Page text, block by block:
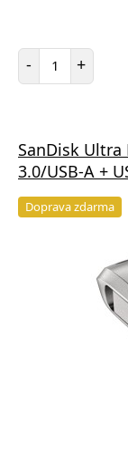
- Počet
+
SanDisk Ultra
3.0/USB-A +
Doprava zdarma